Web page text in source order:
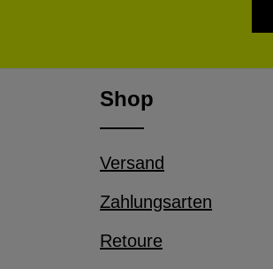
Shop
Versand
Zahlungsarten
Retoure